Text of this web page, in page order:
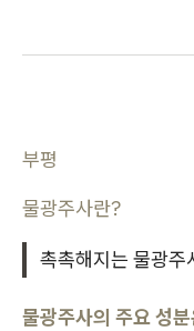
부평
물광주사란?
촉촉해지는 물광
물광주사의 주요 성